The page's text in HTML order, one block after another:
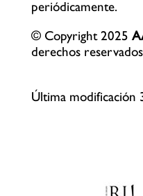
periódicamente.
© Copyright 2025
derechos
Última modificación